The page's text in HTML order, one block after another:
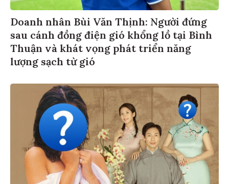
Doanh nhân Bùi Văn Thịnh: Người đứng
sau cánh đồng điện gió khổng lồ tại Bình
Thuận và khát vọng phát triển năng
lượng sạch từ gió